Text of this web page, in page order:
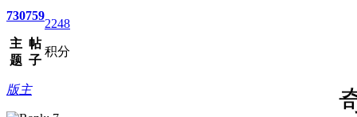
730
主
题
759
帖
子
2248
积分
版主